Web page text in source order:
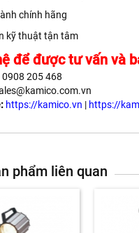
chính hãng
kỹ thuật tận tâm
để được tư vấn và
0908 205 468
https://kamico.vn | https://
phẩm liên quan